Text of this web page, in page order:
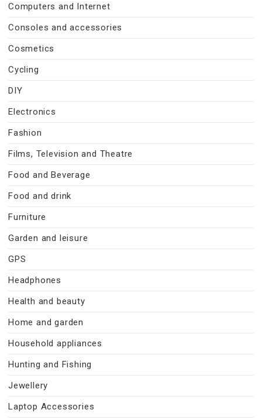
Computers and Internet
Consoles and accessories
Cosmetics
Cycling
DIY
Electronics
Fashion
Films, Television and Theatre
Food and Beverage
Food and drink
Furniture
Garden and leisure
GPS
Headphones
Health and beauty
Home and garden
Household appliances
Hunting and Fishing
Jewellery
Laptop Accessories